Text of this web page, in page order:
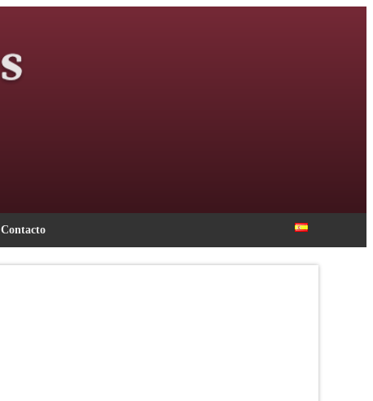
Contacto